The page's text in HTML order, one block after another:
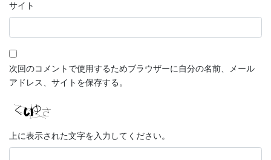
サイト
次回のコメントで使用するためブラウザーに自分の名前、メール
アドレス、サイトを保存する。
上に表示された文字を入力してください。